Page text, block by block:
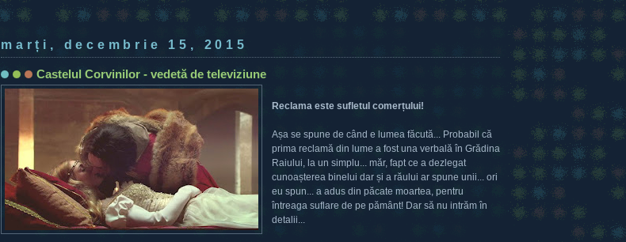
marți, decembrie 15, 2015
Castelul Corvinilor - vedetă de televiziune
Reclama este sufletul comerțului!
Așa se spune de când e lumea făcută... Probabil că
prima reclamă din lume a fost una verbală în Grădina
Raiului, la un simplu... măr, fapt ce a dezlegat
cunoașterea binelui dar și a răului ar spune unii... ori
eu spun... a adus din păcate moartea, pentru
întreaga suflare de pe pământ! Dar să nu intrăm în
detalii...